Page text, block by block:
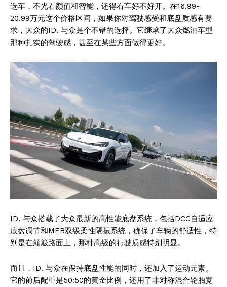
选车，不光看颜值和智能，还得看车好不好开。在16.99-
20.99万元这个价格区间，如果你对驾驶感受和底盘质感有要
求，大众的ID. 与众是个不错的选择。它继承了大众燃油车型
那种扎实的驾驶感，甚至在某些方面做得更好。
ID. 与众搭载了大众最新的高性能底盘系统，包括DCC自适应
底盘调节和MEB双级柔性隔振系统，确保了车辆的舒适性，特
别是在颠簸路面上，那种高级的行驶质感特别明显。
而且，ID. 与众在保持底盘性能的同时，还加入了运动元素。
它的前后配重是50:50的黄金比例，还用了非对称混合轮胎宽